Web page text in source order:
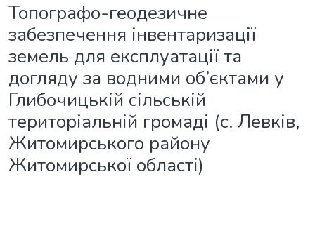
Топографо-геодезичне
забезпечення інвентаризації
земель для експлуатації та
догляду за водними об’єктами у
Глибочицькій сільській
територіальній громаді (с. Левків,
Житомирського району
Житомирської області)